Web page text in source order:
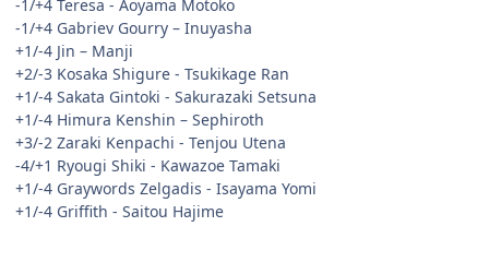
-1/+4 Teresa - Aoyama Motoko
-1/+4 Gabriev Gourry – Inuyasha
+1/-4 Jin – Manji
+2/-3 Kosaka Shigure - Tsukikage Ran
+1/-4 Sakata Gintoki - Sakurazaki Setsuna
+1/-4 Himura Kenshin – Sephiroth
+3/-2 Zaraki Kenpachi - Tenjou Utena
-4/+1 Ryougi Shiki - Kawazoe Tamaki
+1/-4 Graywords Zelgadis - Isayama Yomi
+1/-4 Griffith - Saitou Hajime